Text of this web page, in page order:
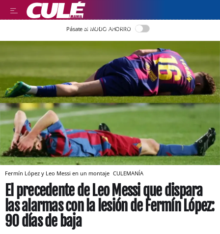
LLEGIR EN CATALÀ
Pásate al MODO AHORRO
Fermín López y Leo Messi en un montaje CULEMANÍA
El precedente de Leo Messi que dispara
las alarmas con la lesión de Fermín López:
90 días de baja